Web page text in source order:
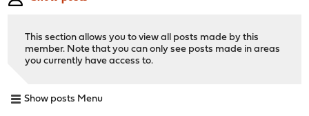
This section allows you to view all posts made by this
member. Note that you can only see posts made in areas
you currently have access to.
Show posts Menu